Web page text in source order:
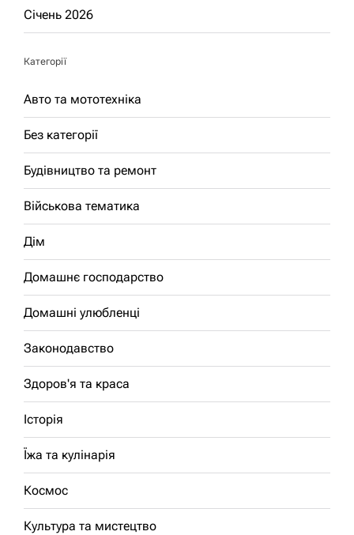
Січень 2026
Категорії
Авто та мототехніка
Без категорії
Будівництво та ремонт
Військова тематика
Дім
Домашнє господарство
Домашні улюбленці
Законодавство
Здоров'я та краса
Історія
Їжа та кулінарія
Космос
Культура та мистецтво